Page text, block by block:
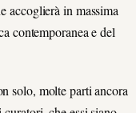
accoglierà in massima
contemporanea e del
solo, molte parti ancora